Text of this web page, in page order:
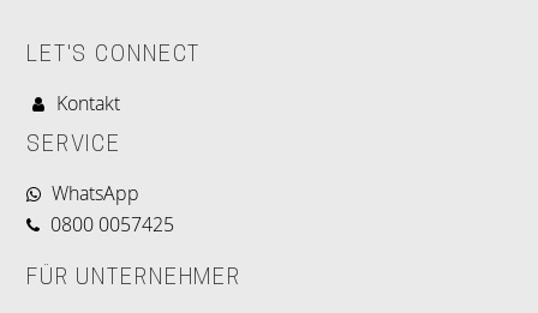
LET'S CONNECT
Kontakt
SERVICE
WhatsApp
0800 0057425
FÜR UNTERNEHMER